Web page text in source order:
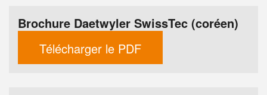
Brochure Daetwyler SwissTec (coréen)
Télécharger le PDF